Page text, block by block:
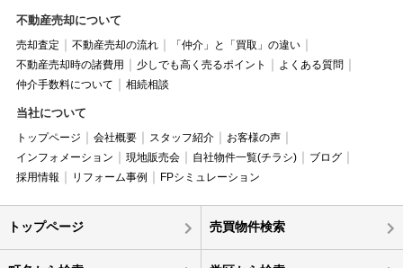
不動産売却について
売却査定 不動産売却の流れ
「仲介」と「買取」の違い
不動産売却時の諸費用
少しでも高く売るポイント
よくある質問
仲介手数料について
相続相談
当社について
トップページ 会社概要 スタッフ紹介
お客様の声
インフォメーション
現地販売会 自社物件一覧(チラシ)
ブログ
採用情報
リフォーム事例 FPシミュレーション
トップページ 売買物件検索